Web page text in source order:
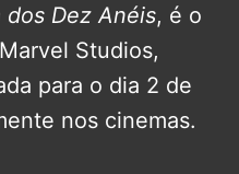
Dez Anéis, é o
Studios,
para o dia 2 de
nos cinemas.